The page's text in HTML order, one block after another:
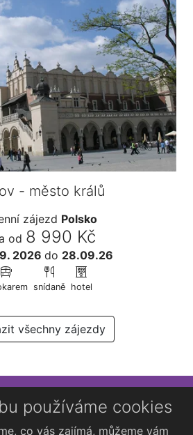
- město králů
zájezd Polsko
od 8 990 Kč
2026 do 28.09.26
snídaně hotel
všechny zájezdy
novinky o Kutné Hoře?
používáme cookies
co vás zajímá, můžeme vám